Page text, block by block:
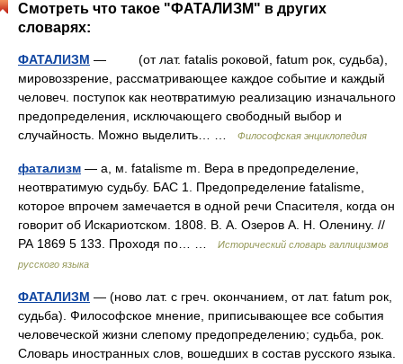
Смотреть что такое "ФАТАЛИЗМ" в других
словарях:
ФАТАЛИЗМ — (от лат. fatalis роковой, fatum рок, судьба),
мировоззрение, рассматривающее каждое событие и каждый
человеч. поступок как неотвратимую реализацию изначального
предопределения, исключающего свободный выбор и
случайность. Можно выделить… …
Философская энциклопедия
фатализм — а, м. fatalisme m. Вера в предопределение,
неотвратимую судьбу. БАС 1. Предопределение fatalisme,
которое впрочем замечается в одной речи Спасителя, когда он
говорит об Искариотском. 1808. В. А. Озеров А. Н. Оленину. //
РА 1869 5 133. Проходя по… …
Исторический словарь галлицизмов
русского языка
ФАТАЛИЗМ — (ново лат. с греч. окончанием, от лат. fatum рок,
судьба). Философское мнение, приписывающее все события
человеческой жизни слепому предопределению; судьба, рок.
Словарь иностранных слов, вошедших в состав русского языка.